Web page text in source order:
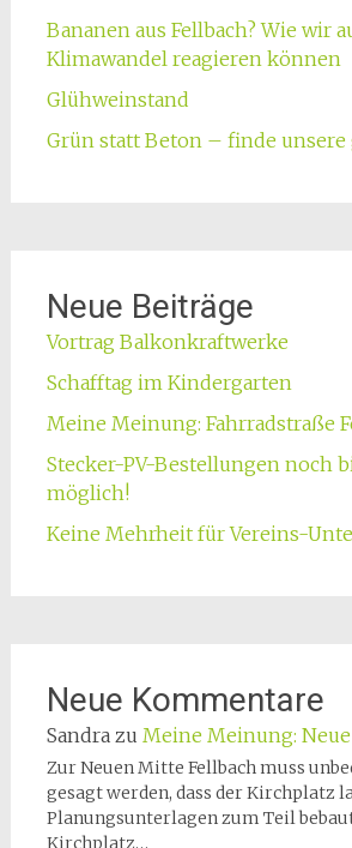
Bananen aus Fellbach? Wie wir
Klimawandel reagieren können
Glühweinstand
Grün statt Beton – finde unsere
Neue Beiträge
Vortrag Balkonkraftwerke
Schafftag im Kindergarten
Meine Meinung: Fahrradstraße
Stecker-PV-Bestellungen noch
möglich!
Keine Mehrheit für Vereins-
Neue Kommentare
Sandrazu Meine Meinung:
Zur Neuen Mitte Fellbach muss
gesagt werden, dass der Kirchplatz
Planungsunterlagen zum Teil
Kirchplatz…